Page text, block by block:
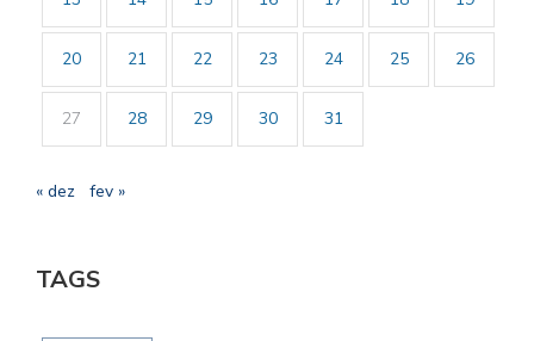
20 21 22 23 24 25 26
27 28 29 30 31
« dez fev »
TAGS